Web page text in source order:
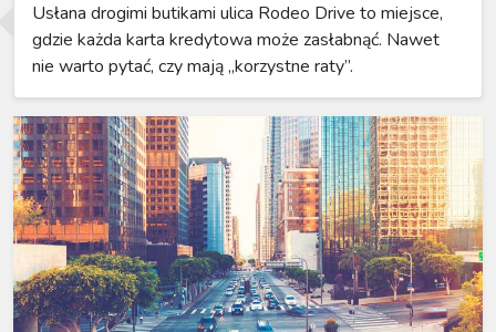
Usłana drogimi butikami ulica Rodeo Drive to miejsce,
gdzie każda karta kredytowa może zasłabnąć. Nawet
nie warto pytać, czy mają „korzystne raty”.